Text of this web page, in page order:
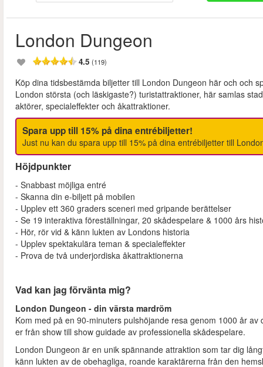
London Dungeon
4.5 (119)
Köp dina tidsbestämda biljetter till London Dungeon här och och
London största (och läskigaste?) turistattraktioner, här samlas
aktörer, specialeffekter och åkattraktioner.
Spara upp till 15% på dina entrébiljetter!
Just nu kan du spara upp till 15% på dina entrébiljetter till
Höjdpunkter
- Snabbast möjliga entré
- Skanna din e-biljett på mobilen
- Upplev ett 360 graders sceneri med gripande berättelser
- Se 19 interaktiva föreställningar, 20 skådespelare & 1000 års
- Hör, rör vid & känn lukten av Londons historia
- Upplev spektakulära teman & specialeffekter
- Prova de två underjordiska åkattraktionerna
Vad kan jag förvänta mig?
London Dungeon - din värsta mardröm
Kom med på en 90-minuters pulshöjande resa genom 1000 år
er från show till show guidade av professionella skådespelare.
London Dungeon är en unik spännande attraktion som tar dig
känn lukten av de obehagliga, roande karaktärerna från den